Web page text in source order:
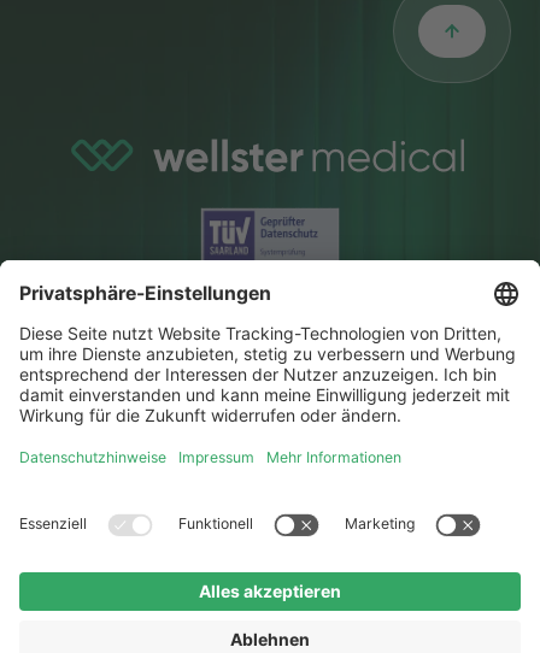
Medizinischer Beirat
Medizinische Qualität
Forschung & Studien